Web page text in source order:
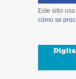
Este sitio
cómo se